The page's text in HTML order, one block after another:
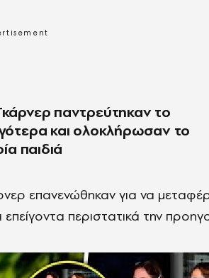
παντρεύτηκαν το
και ολοκλήρωσαν το
παιδιά
επανενώθηκαν για να
περιστατικά την